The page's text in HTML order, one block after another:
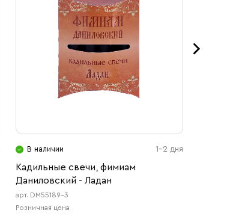
В наличии 1-2 дня
Кадильные свечи, фимиам
Даниловский - Ладан
арт. DM55189-3
Розничная цена